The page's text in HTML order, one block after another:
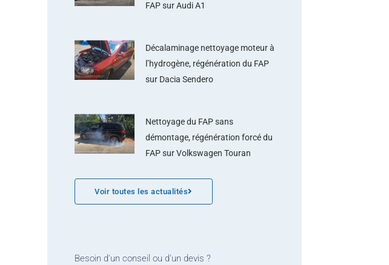
FAP sur Audi A1
Décalaminage nettoyage moteur à
l’hydrogène, régénération du FAP
sur Dacia Sendero
Nettoyage du FAP sans
démontage, régénération forcé du
FAP sur Volkswagen Touran
Voir toutes les actualités
Besoin d'un conseil ou d'un devis ?